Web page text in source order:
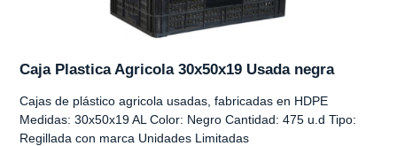
Caja Plastica Agricola 30x50x19 Usada negra
Cajas de plástico agricola usadas, fabricadas en HDPE
Medidas: 30x50x19 AL Color: Negro Cantidad: 475 u.d Tipo:
Regillada con marca Unidades Limitadas